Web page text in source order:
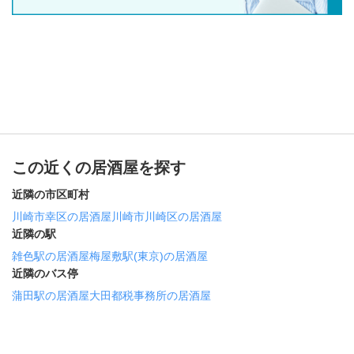
この近くの居酒屋を探す
近隣の市区町村
川崎市幸区の居酒屋川崎市川崎区の居酒屋
近隣の駅
雑色駅の居酒屋梅屋敷駅(東京)の居酒屋
近隣のバス停
蒲田駅の居酒屋大田都税事務所の居酒屋